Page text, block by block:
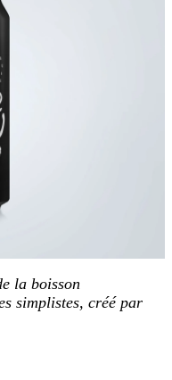
la boisson
simplistes, créé par